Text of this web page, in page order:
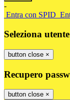
-
Entra con SPID
Seleziona utente
button close ×
Recupero
button close ×